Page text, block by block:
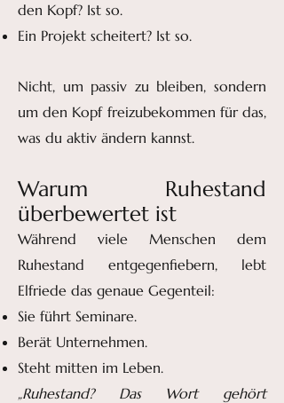
den Kopf? Ist so.
Ein Projekt scheitert? Ist so.
Nicht, um passiv zu bleiben, sondern
um den Kopf freizubekommen für das,
was du aktiv ändern kannst.
Warum Ruhestand
überbewertet ist
Während viele Menschen dem
Ruhestand entgegenfiebern, lebt
Elfriede das genaue Gegenteil:
Sie führt Seminare.
Berät Unternehmen.
Steht mitten im Leben.
„Ruhestand? Das Wort gehört